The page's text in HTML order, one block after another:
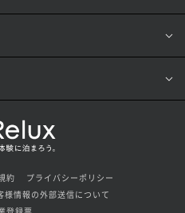
約
プライバシーポリシー
情報の外部送信について